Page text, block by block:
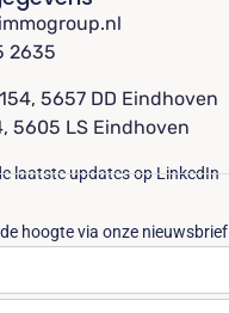
2635
5657 DD Eindhoven
5605 LS Eindhoven
laatste updates op LinkedIn
hoogte via onze nieuwsbrief